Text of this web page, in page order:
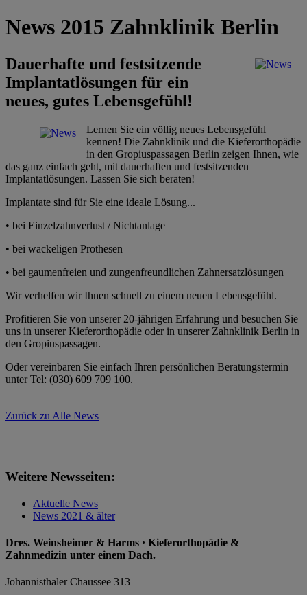
News 2015 Zahnklinik Berlin
Dauerhafte und festsitzende
Implantatlösungen für ein
neues, gutes Lebensgefühl!
Lernen Sie ein völlig neues Lebensgefühl
kennen! Die Zahnklinik und die Kieferorthopädie
in den Gropiuspassagen Berlin zeigen Ihnen, wie
das ganz einfach geht, mit dauerhaften und festsitzenden
Implantatlösungen. Lassen Sie sich beraten!
Implantate sind für Sie eine ideale Lösung...
• bei Einzelzahnverlust / Nichtanlage
• bei wackeligen Prothesen
• bei gaumenfreien und zungenfreundlichen Zahnersatzlösungen
Wir verhelfen wir Ihnen schnell zu einem neuen Lebensgefühl.
Profitieren Sie von unserer 20-jährigen Erfahrung und besuchen Sie
uns in unserer Kieferorthopädie oder in unserer Zahnklinik Berlin in
den Gropiuspassagen.
Oder vereinbaren Sie einfach Ihren persönlichen Beratungstermin
unter Tel: (030) 609 709 100.
Zurück zu Alle News
Weitere Newsseiten:
Aktuelle News
News 2021 & älter
Dres. Weinsheimer & Harms · Kieferorthopädie &
Zahnmedizin unter einem Dach.
Johannisthaler Chaussee 313